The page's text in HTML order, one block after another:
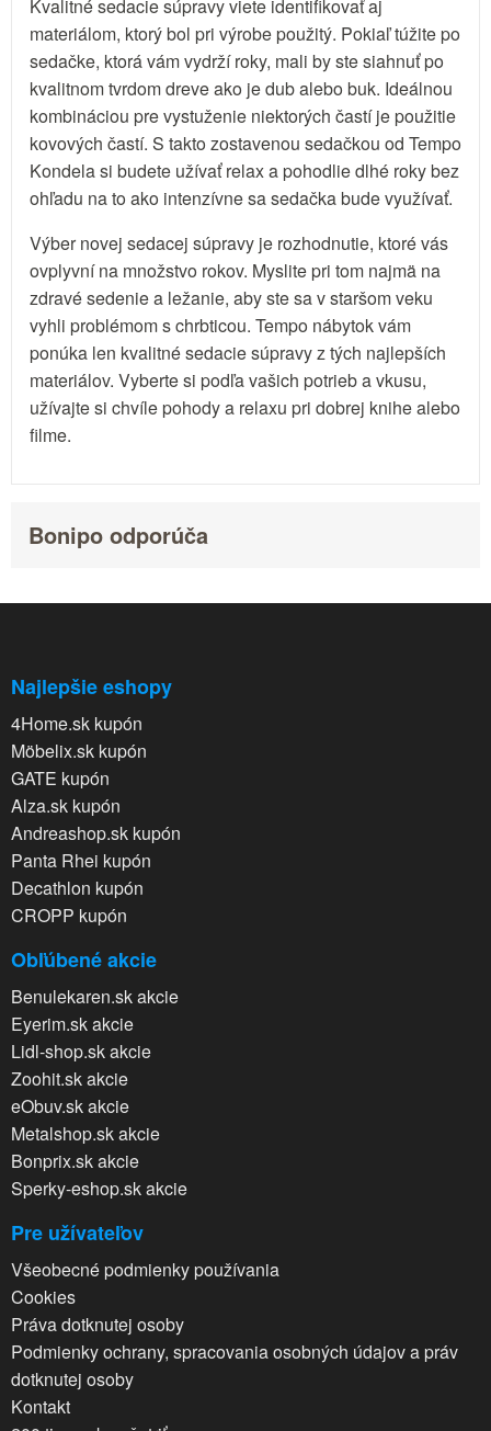
Kvalitné sedacie súpravy viete identifikovať aj
materiálom, ktorý bol pri výrobe použitý. Pokiaľ túžite po
sedačke, ktorá vám vydrží roky, mali by ste siahnuť po
kvalitnom tvrdom dreve ako je dub alebo buk. Ideálnou
kombináciou pre vystuženie niektorých častí je použitie
kovových častí. S takto zostavenou sedačkou od Tempo
Kondela si budete užívať relax a pohodlie dlhé roky bez
ohľadu na to ako intenzívne sa sedačka bude využívať.
Výber novej sedacej súpravy je rozhodnutie, ktoré vás
ovplyvní na množstvo rokov. Myslite pri tom najmä na
zdravé sedenie a ležanie, aby ste sa v staršom veku
vyhli problémom s chrbticou. Tempo nábytok vám
ponúka len kvalitné sedacie súpravy z tých najlepších
materiálov. Vyberte si podľa vašich potrieb a vkusu,
užívajte si chvíle pohody a relaxu pri dobrej knihe alebo
filme.
Bonipo odporúča
Najlepšie eshopy
4Home.sk kupón
Möbelix.sk kupón
GATE kupón
Alza.sk kupón
Andreashop.sk kupón
Panta Rhei kupón
Decathlon kupón
CROPP kupón
Obľúbené akcie
Benulekaren.sk akcie
Eyerim.sk akcie
Lidl-shop.sk akcie
Zoohit.sk akcie
eObuv.sk akcie
Metalshop.sk akcie
Bonprix.sk akcie
Sperky-eshop.sk akcie
Pre užívateľov
Všeobecné podmienky používania
Cookies
Práva dotknutej osoby
Podmienky ochrany, spracovania osobných údajov a práv
dotknutej osoby
Kontakt